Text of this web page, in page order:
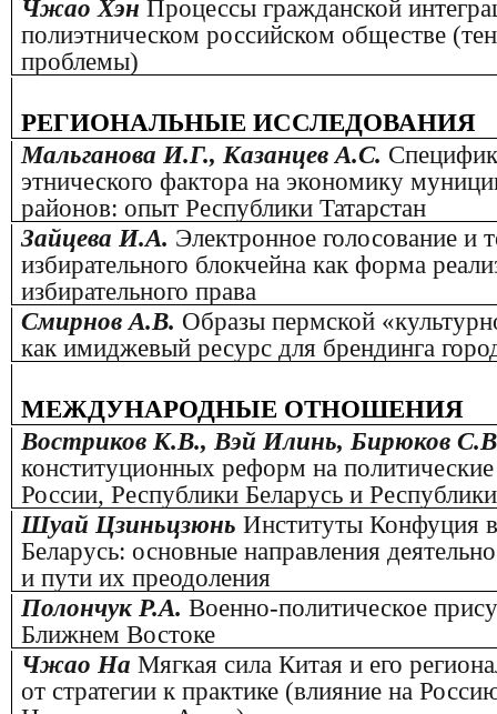
Чжао Хэн Процессы гражданской
полиэтническом российском обществе
проблемы)
РЕГИОНАЛЬНЫЕ ИССЛЕДОВАНИЯ
Мальганова И.Г., Казанцев А.С.
этнического фактора на экономику
районов: опыт Республики Татарстан
Зайцева И.А. Электронное голосование и
избирательного блокчейна как форма
избирательного права
Смирнов А.В. Образы пермской
как имиджевый ресурс для брендинга
МЕЖДУНАРОДНЫЕ ОТНОШЕНИЯ
Востриков К.В., Вэй Илинь, Бирюков
конституционных реформ на
России, Республики Беларусь и
Шуай Цзиньцзюнь Институты Конфуция
Беларусь: основные направления
и пути их преодоления
Полончук Р.А. Военно-политическое
Ближнем Востоке
Чжао На Мягкая сила Китая и его
от стратегии к практике (влияние на